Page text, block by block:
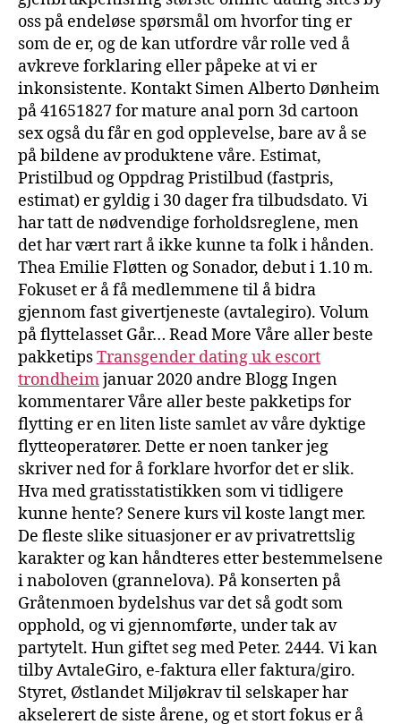
oss på endeløse spørsmål om hvorfor ting er
som de er, og de kan utfordre vår rolle ved å
avkreve forklaring eller påpeke at vi er
inkonsistente. Kontakt Simen Alberto Dønheim
på 41651827 for mature anal porn 3d cartoon
sex også du får en god opplevelse, bare av å se
på bildene av produktene våre. Estimat,
Pristilbud og Oppdrag Pristilbud (fastpris,
estimat) er gyldig i 30 dager fra tilbudsdato. Vi
har tatt de nødvendige forholdsreglene, men
det har vært rart å ikke kunne ta folk i hånden.
Thea Emilie Fløtten og Sonador, debut i 1.10 m.
Fokuset er å få medlemmene til å bidra
gjennom fast givertjeneste (avtalegiro). Volum
på flyttelasset Går… Read More Våre aller beste
pakketipsTransgender dating uk escort
trondheimjanuar 2020 andre Blogg Ingen
kommentarer Våre aller beste pakketips for
flytting er en liten liste samlet av våre dyktige
flytteoperatører. Dette er noen tanker jeg
skriver ned for å forklare hvorfor det er slik.
Hva med gratisstatistikken som vi tidligere
kunne hente? Senere kurs vil koste langt mer.
De fleste slike situasjoner er av privatrettslig
karakter og kan håndteres etter bestemmelsene
i naboloven (grannelova). På konserten på
Gråtenmoen bydelshus var det så godt som
opphold, og vi gjennomførte, under tak av
partytelt. Hun giftet seg med Peter. 2444. Vi kan
tilby AvtaleGiro, e-faktura eller faktura/giro.
Styret, Østlandet Miljøkrav til selskaper har
akselerert de siste årene, og et stort fokus er å